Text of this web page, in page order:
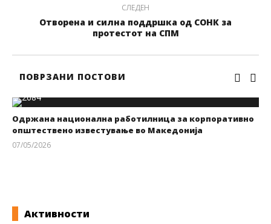
СЛЕДЕН
Отворена и силна поддршка од СОНК за
протестот на СПМ
ПОВРЗАНИ ПОСТОВИ
Одржана национална работилница за корпоративно
општествено известување во Македонија
07/05/2026
Активности